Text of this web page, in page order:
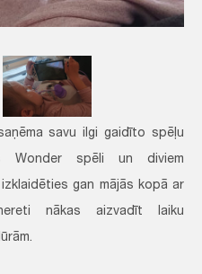
savu ilgi gaidīto spēļu
Wonder spēli un diviem
gan mājās kopā ar
nākas aizvadīt laiku